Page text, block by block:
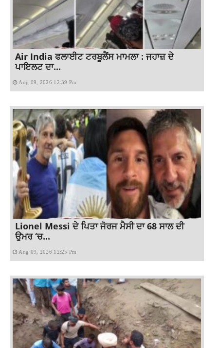
Air India ਫਲਾਈਟ ਟਰਬੂਲੈਂਸ ਮਾਮਲਾ : ਜਹਾਜ਼ ਦੇ
ਪਾਇਲਟ ਦਾ...
Aug 09, 2026 12:39 Pm
Lionel Messi ਦੇ ਪਿਤਾ ਜੋਰਜ ਮੈਸੀ ਦਾ 68 ਸਾਲ ਦੀ
ਉਮਰ ‘ਚ...
Aug 09, 2026 12:25 Pm